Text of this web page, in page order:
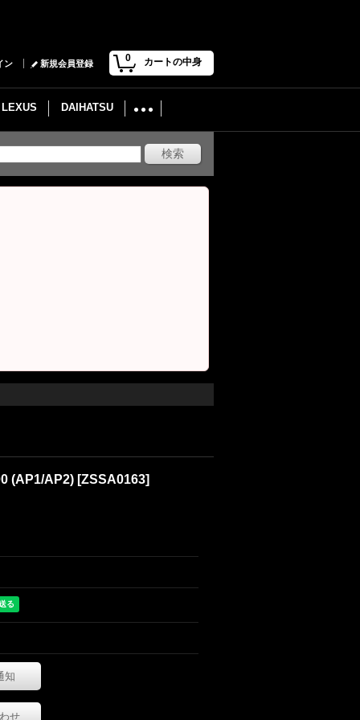
0 カートの中身
ン 新規会員登録
LEXUS DAIHATSU
(AP1/AP2) [ZSSA0163]
知
せ